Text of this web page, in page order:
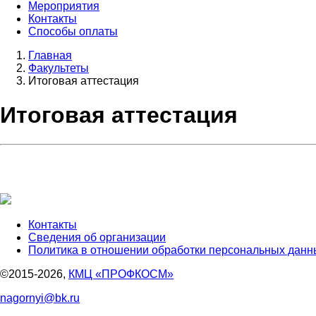
Мероприятия
Контакты
Способы оплаты
Главная
Факультеты
Итоговая аттестация
Итоговая аттестация
Контакты
Сведения об организации
Политика в отношении обработки персональных
©2015-2026, КМЦ «ПРОФКОСМ»
nagornyi@bk.ru